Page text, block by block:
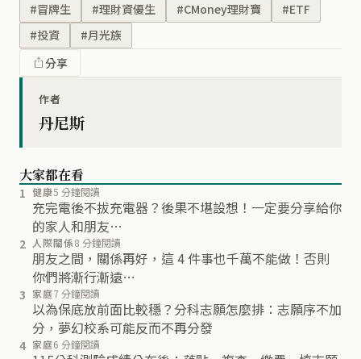
#冒牌生 #理財資優生 #CMoney理財寶
#ETF
#投資
#月光族
分享
作者
丹尼斯
大家都在看
1 健康5 分鐘閱讀
充完電後不拔充電器？後果不堪設想！一定要分享給你
的家人和朋友…
2 人際關係8 分鐘閱讀
朋友之間，關係再好，這 4 件事也千萬不能做！否則
你們將漸行漸遠…
3 家庭7 分鐘閱讀
以為保底放前面比較穩？分科志願怎麼排：志願序不加
分，夢幻校系可能反而不再分發
4 家庭6 分鐘閱讀